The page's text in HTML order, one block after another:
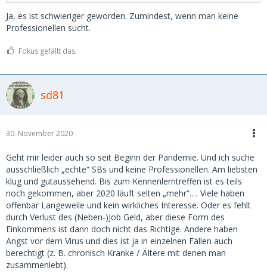
Ja, es ist schwieriger geworden. Zumindest, wenn man keine
Professionellen sucht.
Fokus gefällt das.
sd81
30. November 2020
Geht mir leider auch so seit Beginn der Pandemie. Und ich suche
ausschließlich „echte“ SBs und keine Professionellen. Am liebsten
klug und gutaussehend. Bis zum Kennenlerntreffen ist es teils
noch gekommen, aber 2020 läuft selten „mehr“…. Viele haben
offenbar Langeweile und kein wirkliches Interesse. Oder es fehlt
durch Verlust des (Neben-)Job Geld, aber diese Form des
Einkommens ist dann doch nicht das Richtige. Andere haben
Angst vor dem Virus und dies ist ja in einzelnen Fällen auch
berechtigt (z. B. chronisch Kranke / Ältere mit denen man
zusammenlebt).